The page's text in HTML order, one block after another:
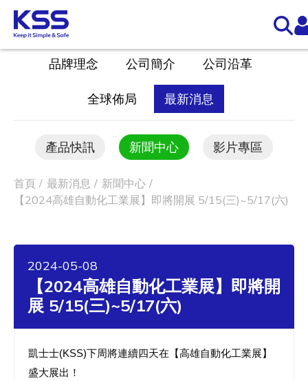
品牌理念 公司簡介 公司沿革
全球佈局 最新消息
產品快訊 新聞中心 影片專區
首頁 最新消息
新聞中心
【2024高雄自動化工業展】即將開展 5/15(三)~5/17(六)
2024-05-08
【2024高雄自動化工業展】即將開
展 5/15(三)~5/17(六)
凱士士(KSS)下周將連續四天在【高雄自動化工業展】
盛大展出！